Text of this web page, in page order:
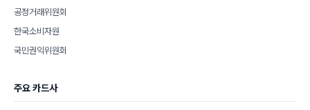
공정거래위원회
한국소비자원
국민권익위원회
주요 카드사